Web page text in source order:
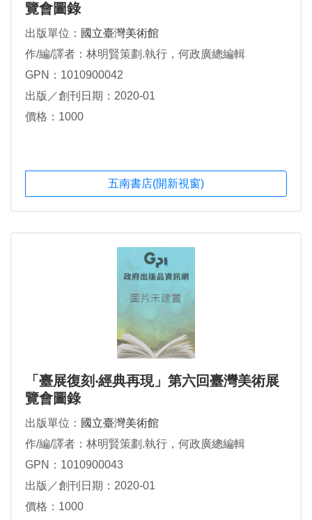
覽會圖錄
出版單位： 國立臺灣美術館
作/編/譯者：林明賢策劃.執行，何政廣總編輯
GPN：1010900042
出版／創刊日期：2020-01
價格：1000
五南書店(開新視窗)
「臺展復刻‧經典再現」第六回臺灣美術展
覽會圖錄
出版單位： 國立臺灣美術館
作/編/譯者：林明賢策劃.執行，何政廣總編輯
GPN：1010900043
出版／創刊日期：2020-01
價格：1000